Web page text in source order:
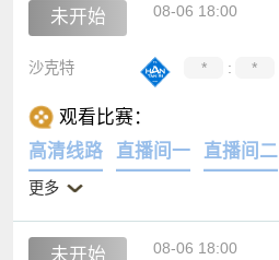
未开始 08-06 18:00
沙克特
* : *
观看比赛：
高清线路
直播间一 直播间二
更多
未开始 08-06 18:00